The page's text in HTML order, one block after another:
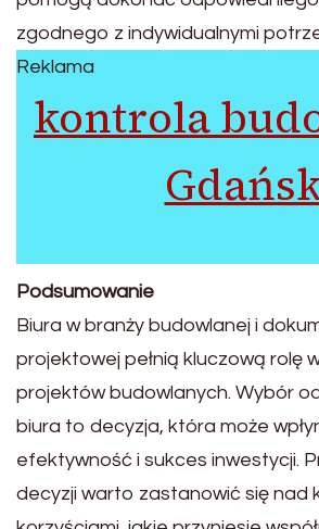
zgodnego z indywidualnymi
Reklama
kontrola
Podsumowanie
Biura w branży budowlanej i
projektowej pełnią kluczową rolę
projektów budowlanych. Wybór
biura to decyzja, która może
efektywność i sukces inwestycji.
decyzji warto zastanowić się nad